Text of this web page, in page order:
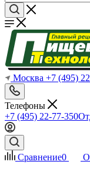
Москва +7 (495)
Телефоны
+7 (495) 22-77-350
Сравнение0